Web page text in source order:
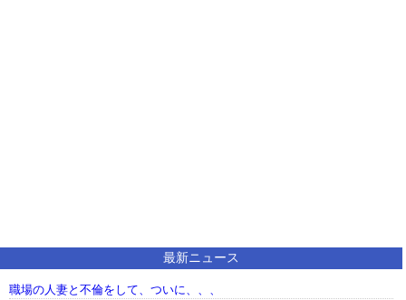
最新ニュース
職場の人妻と不倫をして、ついに、、、